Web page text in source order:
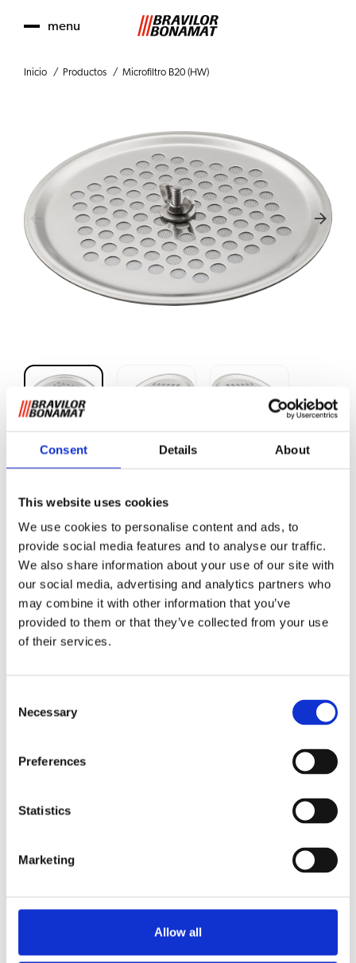
Consent Details About
This website uses cookies
We use cookies to personalise content and ads, to
provide social media features and to analyse our traffic.
We also share information about your use of our site with
our social media, advertising and analytics partners who
may combine it with other information that you’ve
provided to them or that they’ve collected from your use
of their services.
Selection
Necessary
Preferences
Statistics
Marketing
Allow all
menu
Inicio Productos Microfiltro B20 (HW)
Filtro de acero inoxidable para uso permanente en vez de
papel de filtro.
Solicitar información
Ver producto
B20 W Ver producto
1 2 3